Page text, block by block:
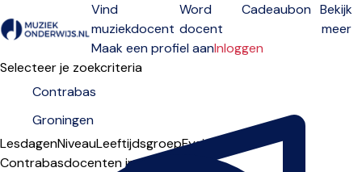
Open menu
Vind
muziekdocent
Word
docent
Cadeaubon Bekijk
meer
Maak een profiel aanInloggen
Selecteer je zoekcriteria
LesdagenNiveauLeeftijdsgroepFysiek
Contrabasdocenten in Groningen